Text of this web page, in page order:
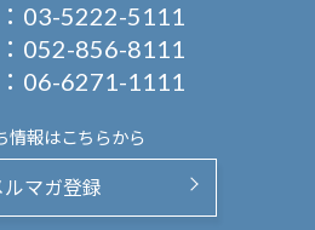
03-5222-5111
052-856-8111
06-6271-1111
情報はこちらから
ルマガ登録